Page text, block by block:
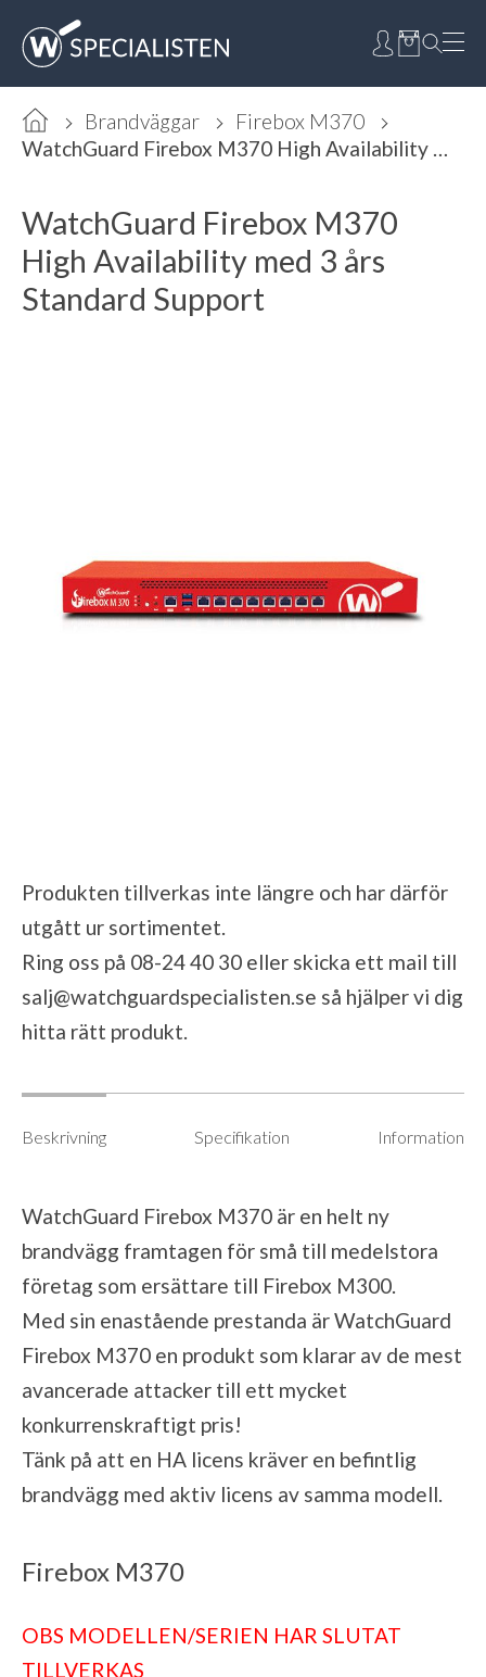
Brandväggar
Firebox M370
WatchGuard Firebox M370 High Availability med 3 års Standard Support
WatchGuard Firebox M370
High Availability med 3 års
Standard Support
Produkten tillverkas inte längre och har därför
utgått ur sortimentet.
Ring oss på 08-24 40 30 eller skicka ett mail till
salj@watchguardspecialisten.se så hjälper vi dig
hitta rätt produkt.
Beskrivning Specifikation Information
WatchGuard Firebox M370 är en helt ny
brandvägg framtagen för små till medelstora
företag som ersättare till Firebox M300.
Med sin enastående prestanda är WatchGuard
Firebox M370 en produkt som klarar av de mest
avancerade attacker till ett mycket
konkurrenskraftigt pris!
Tänk på att en HA licens kräver en befintlig
brandvägg med aktiv licens av samma modell.
Firebox M370
OBS MODELLEN/SERIEN HAR SLUTAT
TILLVERKAS